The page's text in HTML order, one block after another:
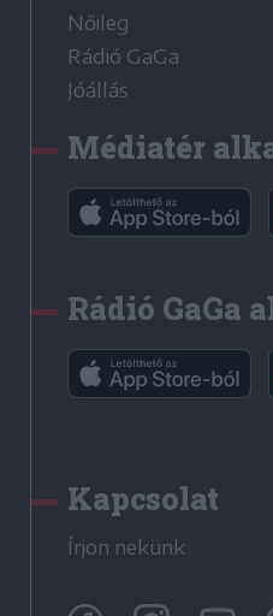
Nőileg
Rádió GaGa
Jóállás
Médiatér
Rádió GaGa
Kapcsolat
Írjon nekünk